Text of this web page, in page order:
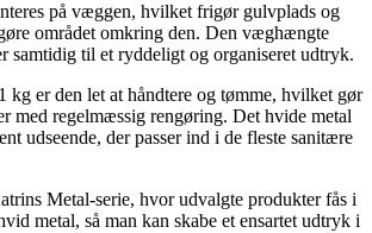
på væggen, hvilket frigør gulvplads og
området omkring den. Den væghængte
samtidig til et ryddeligt og organiseret udtryk.
kg er den let at håndtere og tømme, hvilket gør
med regelmæssig rengøring. Det hvide metal
udseende, der passer ind i de fleste sanitære
Metal-serie, hvor udvalgte produkter fås i
metal, så man kan skabe et ensartet udtryk i